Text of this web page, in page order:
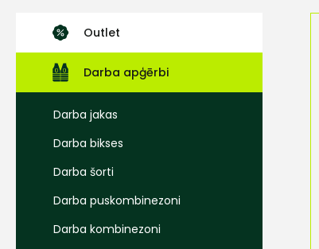
Outlet
Darba apģērbi
Darba jakas
Darba bikses
Darba šorti
Darba puskombinezoni
Darba kombinezoni